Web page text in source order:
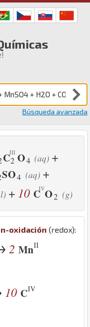
Búsqueda avanzada
C2 O4 (aq) +
SO4 (aq) +
+ 10 C O2 (g)
oxidación (redox):
2 MnII
10 CIV